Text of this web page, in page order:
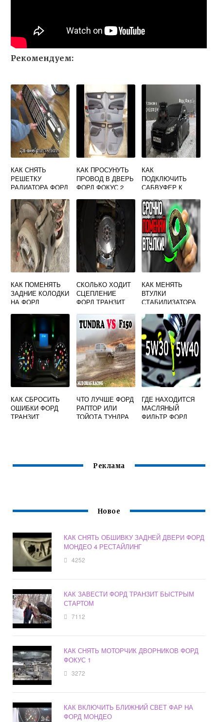
Рекомендуем:
КАК СНЯТЬ
РЕШЕТКУ
РАДИАТОРА ФОРД
КАК ПРОСУНУТЬ
ПРОВОД В ДВЕРЬ
ФОРД ФОКУС 2
КАК
ПОДКЛЮЧИТЬ
САБВУФЕР К
ШТАТНОЙ
МАГНИТОЛЕ
КАК ПОМЕНЯТЬ
ЗАДНИЕ КОЛОДКИ
НА ФОРД
СКОЛЬКО ХОДИТ
СЦЕПЛЕНИЕ
ФОРД ТРАНЗИТ
КАК МЕНЯТЬ
ВТУЛКИ
СТАБИЛИЗАТОРА
КАК СБРОСИТЬ
ОШИБКИ ФОРД
ТРАНЗИТ
ЧТО ЛУЧШЕ ФОРД
РАПТОР ИЛИ
ТОЙОТА ТУНДРА
ГДЕ НАХОДИТСЯ
МАСЛЯНЫЙ
ФИЛЬТР ФОРД
Реклама
Новое
КАК СНЯТЬ ОБШИВКУ ЗАДНЕЙ ДВЕРИ ФОРД
МОНДЕО 4 РЕСТАЙЛИНГ
4252
КАК ЗАВЕСТИ ФОРД ТРАНЗИТ БЫСТРЫМ
СТАРТОМ
7112
КАК СНЯТЬ МОТОРЧИК ДВОРНИКОВ ФОРД
ФОКУС 1
3272
КАК ВКЛЮЧИТЬ БЛИЖНИЙ СВЕТ ФАР НА
ФОРД МОНДЕО